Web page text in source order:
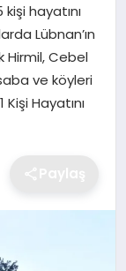
hayatını
Lübnan’ın
Hirmil, Cebel
ve köyleri
Hayatını